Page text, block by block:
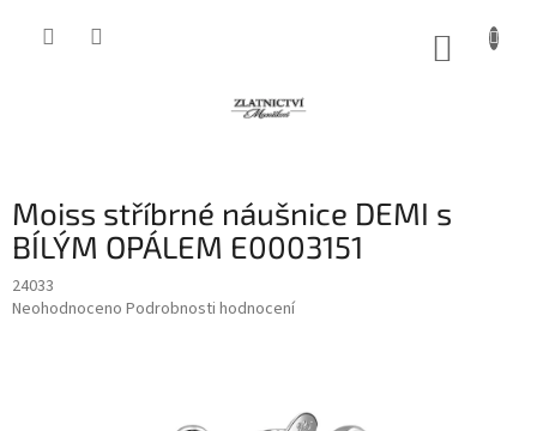
Moiss stříbrné náušnice DEMI s
BÍLÝM OPÁLEM E0003151
24033
Průměrné
Neohodnoceno Podrobnosti hodnocení